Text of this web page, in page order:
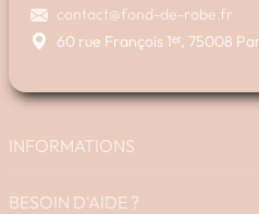
contact@fond-de-robe.fr
60 rue François 1ᵉʳ, 75008
INFORMATIONS
BESOIN D'AIDE ?